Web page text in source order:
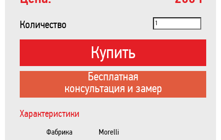
Количество
Купить
Бесплатная
консультация и замер
Характеристики
Фабрика
Morelli